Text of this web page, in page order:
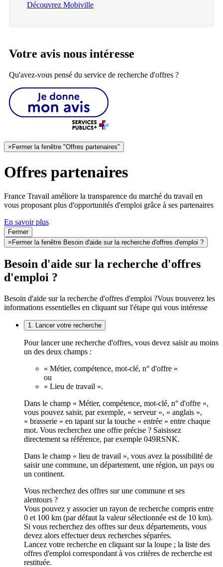
Découvrez Mobiville
Votre avis nous intéresse
Qu'avez-vous pensé du service de recherche d'offres ?
× Fermer la fenêtre "Offres partenaires"
Offres partenaires
France Travail améliore la transparence du marché du travail en
vous proposant plus d'opportunités d'emploi grâce à ses partenaires
En savoir plus
Fermer
× Fermer la fenêtre Besoin d'aide sur la recherche d'offres d'emploi ?
Besoin d'aide sur la recherche d'offres
d'emploi ?
Besoin d'aide sur la recherche d'offres d'emploi ?Vous trouverez les
informations essentielles en cliquant sur l'étape qui vous intéresse
1. Lancer votre recherche
Pour lancer une recherche d'offres, vous devez saisir au moins
un des deux champs :
« Métier, compétence, mot-clé, n° d'offre »
ou
« Lieu de travail ».
Dans le champ « Métier, compétence, mot-clé, n° d'offre »,
vous pouvez saisir, par exemple, « serveur », « anglais »,
« brasserie » en tapant sur la touche « entrée » entre chaque
mot. Vous recherchez une offre précise ? Saisissez
directement sa référence, par exemple 049RSNK.
Dans le champ « lieu de travail », vous avez la possibilité de
saisir une commune, un département, une région, un pays ou
un continent.
Vous recherchez des offres sur une commune et ses
alentours ?
Vous pouvez y associer un rayon de recherche compris entre
0 et 100 km (par défaut la valeur sélectionnée est de 10 km).
Si vous recherchez des offres sur deux départements, vous
devez alors effectuer deux recherches séparées.
Lancez votre recherche en cliquant sur la loupe ; la liste des
offres d'emploi correspondant à vos critères de recherche est
restituée.